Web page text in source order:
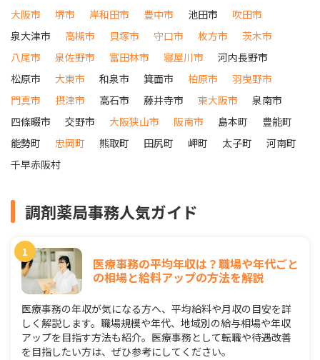
大阪市 堺市 岸和田市 豊中市 池田市
吹田市
泉大津市
高槻市 貝塚市 守口市 枚方市
茨木市
八尾市
泉佐野市 富田林市 寝屋川市
河内長野市
松原市
大東市 和泉市 箕面市 柏原市
羽曳野市
門真市
摂津市 高石市 藤井寺市 東大阪市
泉南市
四條畷市
交野市 大阪狭山市 阪南市 島本町
豊能町
能勢町
忠岡町 熊取町 田尻町 岬町 太子町
河南町
千早赤阪村
調剤薬局事務人気ガイド
医療事務の平均年収は？職場や年代ごと
の相場と給料アップの方法を解説
医療事務の年収が気になる方へ、平均給料や月収の目安を詳
しく解説します。職場規模や年代、地域別の給与相場や年収
アップを目指す方法も紹介。医療事務として転職や待遇改善
を目指したい方は、ぜひ参考にしてください。